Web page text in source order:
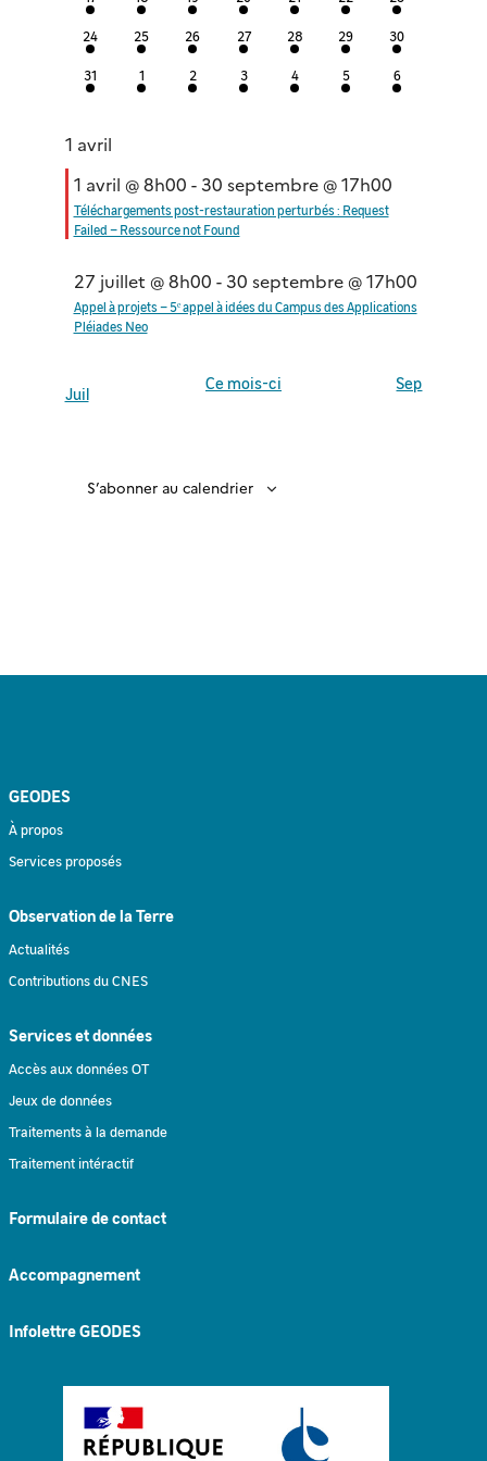
évènementsévènementsévènementsévènementsévènementsévènementsévènements
2
évènements
24
2
évènements
25
2
évènements
26
2
évènements
27
2
évènements
28
2
évènements
29
2
évènements
30
2
évènements
31
2
évènements
1
2
évènements
2
2
évènements
3
2
évènements
4
2
évènements
5
2
évènements
6
1 avril
1 avril @ 8h00 - 30 septembre @ 17h00
Téléchargements post-restauration perturbés : Request
Failed – Ressource not Found
27 juillet @ 8h00 - 30 septembre @ 17h00
Appel à projets – 5ᵉ appel à idées du Campus des Applications
Pléiades Neo
Juil Ce mois-ci Sep
S’abonner au calendrier
GEODES
À propos
Services proposés
Observation de la Terre
Actualités
Contributions du CNES
Services et données
Accès aux données OT
Jeux de données
Traitements à la demande
Traitement intéractif
Formulaire de contact
Accompagnement
Infolettre GEODES